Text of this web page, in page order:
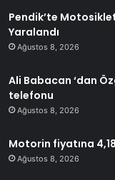
Pendik’te
Yaralandı
Ağustos 8, 2026
Ali Babacan ‘dan
telefonu
Ağustos 8, 2026
Motorin fiyatına
Ağustos 8, 2026